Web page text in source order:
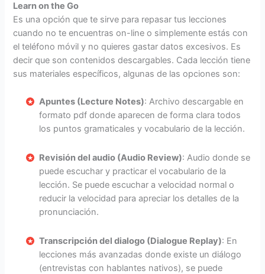
Learn on the Go
Es una opción que te sirve para repasar tus lecciones
cuando no te encuentras on-line o simplemente estás con
el teléfono móvil y no quieres gastar datos excesivos. Es
decir que son contenidos descargables. Cada lección tiene
sus materiales específicos, algunas de las opciones son:
Apuntes (Lecture Notes): Archivo descargable en
formato pdf donde aparecen de forma clara todos
los puntos gramaticales y vocabulario de la lección.
Revisión del audio (Audio Review): Audio donde se
puede escuchar y practicar el vocabulario de la
lección. Se puede escuchar a velocidad normal o
reducir la velocidad para apreciar los detalles de la
pronunciación.
Transcripción del dialogo (Dialogue Replay): En
lecciones más avanzadas donde existe un diálogo
(entrevistas con hablantes nativos), se puede